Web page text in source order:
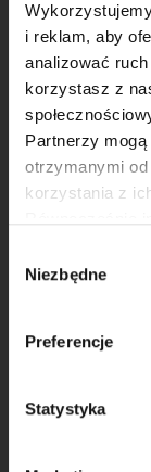
i reklam, aby
analizować
korzystasz z
Partnerzy
otrzymanymi
korzystania z
Gdańsk (80-
informacji o
prywatności.
zgody
Niezbędne
Preferencje
Statystyka
Krok 7
Babkę piecz na
165°C (do